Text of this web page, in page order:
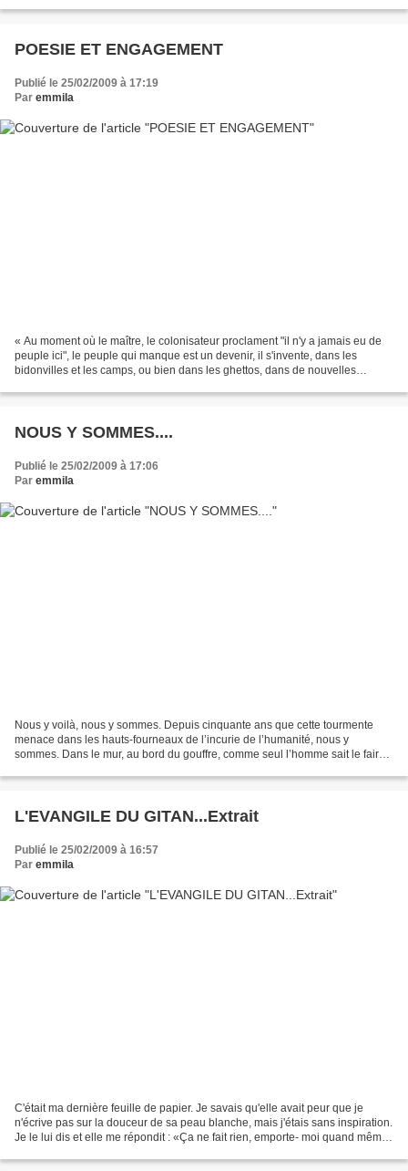
POESIE ET ENGAGEMENT
Publié le 25/02/2009 à 17:19
Par emmila
« Au moment où le maître, le colonisateur proclament "il n'y a jamais eu de
peuple ici", le peuple qui manque est un devenir, il s'invente, dans les
bidonvilles et les camps, ou bien dans les ghettos, dans de nouvelles
NOUS Y SOMMES....
Publié le 25/02/2009 à 17:06
Par emmila
Nous y voilà, nous y sommes. Depuis cinquante ans que cette tourmente
menace dans les hauts-fourneaux de l’incurie de l’humanité, nous y
sommes. Dans le mur, au bord du gouffre, comme seul l’homme sait le faire
L'EVANGILE DU GITAN...Extrait
Publié le 25/02/2009 à 16:57
Par emmila
C'était ma dernière feuille de papier. Je savais qu'elle avait peur que je
n'écrive pas sur la douceur de sa peau blanche, mais j'étais sans inspiration.
Je le lui dis et elle me répondit : «Ça ne fait rien, emporte- moi quand même,